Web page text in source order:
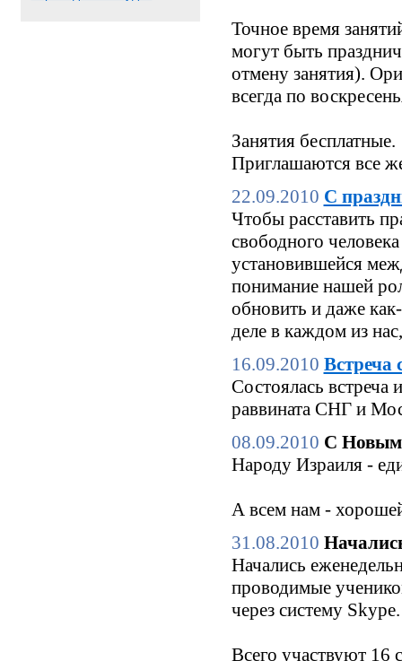
Точное время
могут быть
отмену занятия).
всегда по
Занятия бесплатные.
Приглашаются все
22.09.2010 С
Чтобы расставить
свободного
установившейся
понимание нашей
обновить и даже
деле в каждом из
16.09.2010 Встреча
Состоялась
раввината СНГ и
08.09.2010 С Новым
Народу Израиля -
А всем нам -
31.08.2010
Начались
проводимые
через систему Skype.
Всего участвуют 16